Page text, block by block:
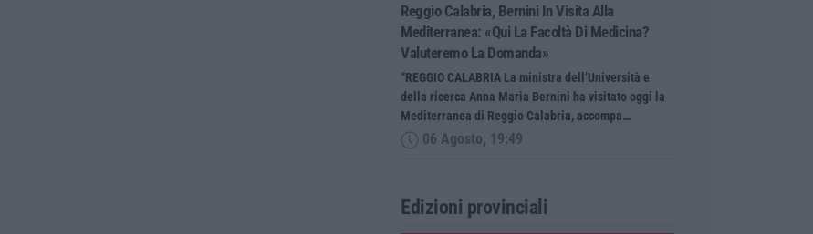
Reggio Calabria, Bernini In Visita Alla
Mediterranea: «Qui La Facoltà Di Medicina?
Valuteremo La Domanda»
“REGGIO CALABRIA La ministra dell’Università e
della ricerca Anna Maria Bernini ha visitato oggi la
Mediterranea di Reggio Calabria, accompa…
06 Agosto, 19:49
Edizioni provinciali